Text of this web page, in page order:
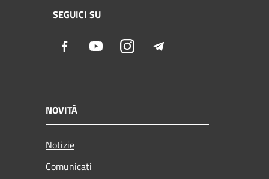
SEGUICI SU
Facebook YoutubeInstagram
NOVITÀ
Notizie
Comunicati